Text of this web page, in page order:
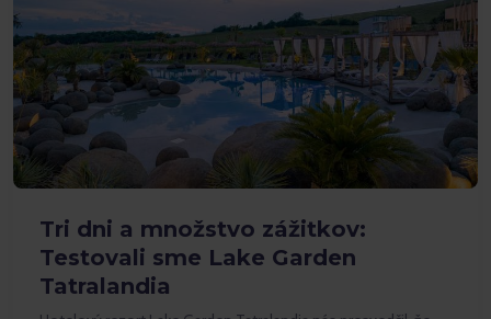
Tri dni a množstvo zážitkov:
Testovali sme Lake Garden
Tatralandia